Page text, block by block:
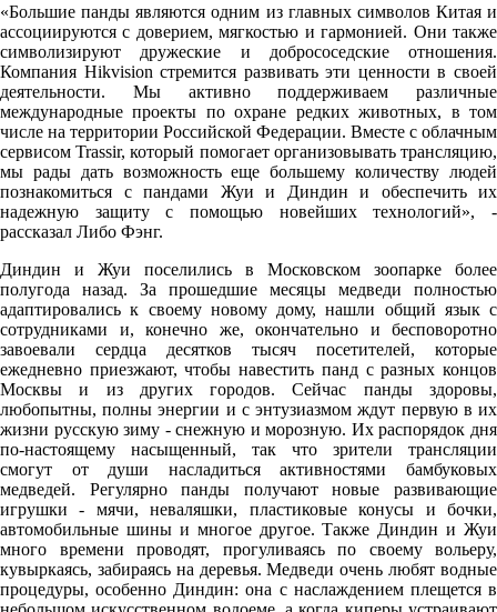
«Большие панды являются одним из главных символов Китая и
ассоциируются с доверием, мягкостью и гармонией. Они также
символизируют дружеские и добрососедские отношения.
Компания Hikvision стремится развивать эти ценности в своей
деятельности. Мы активно поддерживаем различные
международные проекты по охране редких животных, в том
числе на территории Российской Федерации. Вместе с облачным
сервисом Trassir, который помогает организовывать трансляцию,
мы рады дать возможность еще большему количеству людей
познакомиться с пандами Жуи и Диндин и обеспечить их
надежную защиту с помощью новейших технологий», -
рассказал Либо Фэнг.
Диндин и Жуи поселились в Московском зоопарке более
полугода назад. За прошедшие месяцы медведи полностью
адаптировались к своему новому дому, нашли общий язык с
сотрудниками и, конечно же, окончательно и бесповоротно
завоевали сердца десятков тысяч посетителей, которые
ежедневно приезжают, чтобы навестить панд с разных концов
Москвы и из других городов. Сейчас панды здоровы,
любопытны, полны энергии и с энтузиазмом ждут первую в их
жизни русскую зиму - снежную и морозную. Их распорядок дня
по-настоящему насыщенный, так что зрители трансляции
смогут от души насладиться активностями бамбуковых
медведей. Регулярно панды получают новые развивающие
игрушки - мячи, неваляшки, пластиковые конусы и бочки,
автомобильные шины и многое другое. Также Диндин и Жуи
много времени проводят, прогуливаясь по своему вольеру,
кувыркаясь, забираясь на деревья. Медведи очень любят водные
процедуры, особенно Диндин: она с наслаждением плещется в